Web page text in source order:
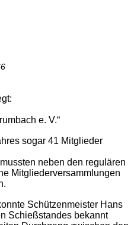
e. V.“
sogar 41 Mitglieder
neben den regulären
Mitgliederversammlungen
Schützenmeister Hans
Schießstandes bekannt